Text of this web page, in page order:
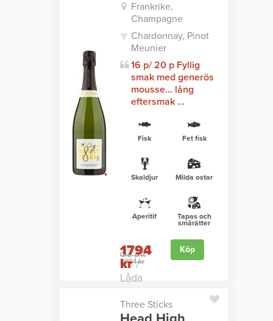
Frankrike,
Champagne
Chardonnay, Pinot
Meunier
16 p/ 20 p Fyllig
smak med generös
mousse... lång
eftersmak ...
Fisk Fet fisk
Skaldjur Milda ostar
Aperitif Tapas och
smårätter
Ord. pris
2094 kr
1794
kr/
Låda
Köp
Three Sticks